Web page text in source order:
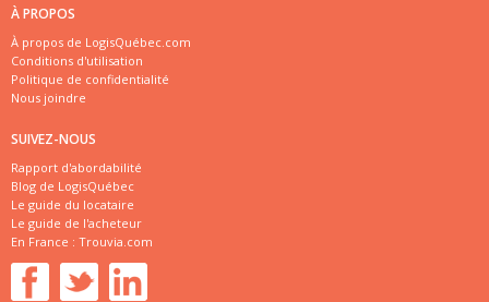
À PROPOS
À propos de LogisQuébec.com
Conditions d'utilisation
Politique de confidentialité
Nous joindre
SUIVEZ-NOUS
Rapport d'abordabilité
Blog de LogisQuébec
Le guide du locataire
Le guide de l'acheteur
En France : Trouvia.com